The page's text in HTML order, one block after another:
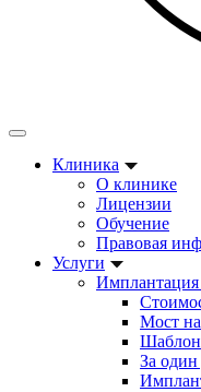
Клиника
О клинике
Лицензии
Обучение
Правовая
Услуги
Имплантация
Мост
За один